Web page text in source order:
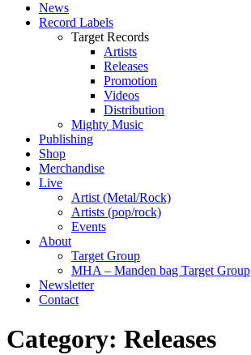
News
Record Labels
Target Records
Artists
Releases
Promotion
Videos
Distribution
Mighty Music
Publishing
Shop
Merchandise
Live
Artist (Metal/Rock)
Artists (pop/rock)
Events
About
Target Group
MHA – Manden bag Target Group
Newsletter
Contact
Category: Releases